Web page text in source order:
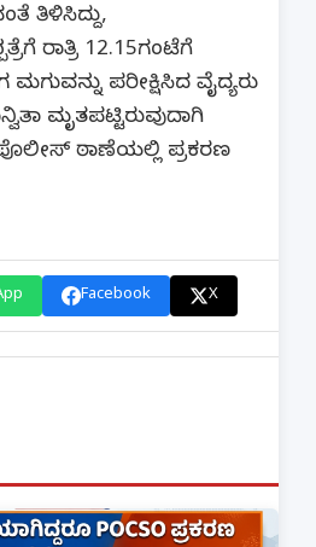
ತಿಳಿಸಿದ್ದು,
ರಾತ್ರಿ 12.15ಗಂಟೆಗೆ
ಪರೀಕ್ಷಿಸಿದ ವೈದ್ಯರು
ಮೃತಪಟ್ಟಿರುವುದಾಗಿ
ಪೊಲೀಸ್‌ ಠಾಣೆಯಲ್ಲಿ ಪ್ರಕರಣ
Facebook X